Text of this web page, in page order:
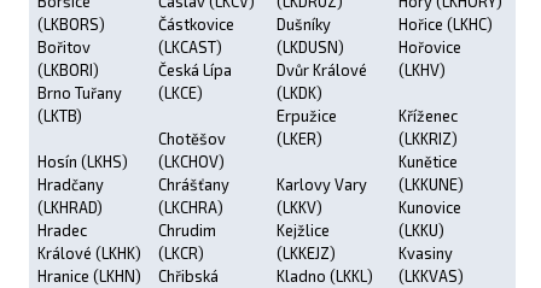
(LKBORS)
Bořitov
(LKBORI)
Brno Tuřany
(LKTB)
Hosín (LKHS)
Hradčany
(LKHRAD)
Hradec
Králové (LKHK)
Hranice (LKHN)
Částkovice
(LKCAST)
Česká Lípa
(LKCE)
Chotěšov
(LKCHOV)
Chrášťany
(LKCHRA)
Chrudim
(LKCR)
Chřibská
Dušníky
(LKDUSN)
Dvůr Králové
(LKDK)
Erpužice
(LKER)
Karlovy Vary
(LKKV)
Kejžlice
(LKKEJZ)
Kladno (LKKL)
Hořice (LKHC)
Hořovice
(LKHV)
Kříženec
(LKKRIZ)
Kunětice
(LKKUNE)
Kunovice
(LKKU)
Kvasiny
(LKKVAS)